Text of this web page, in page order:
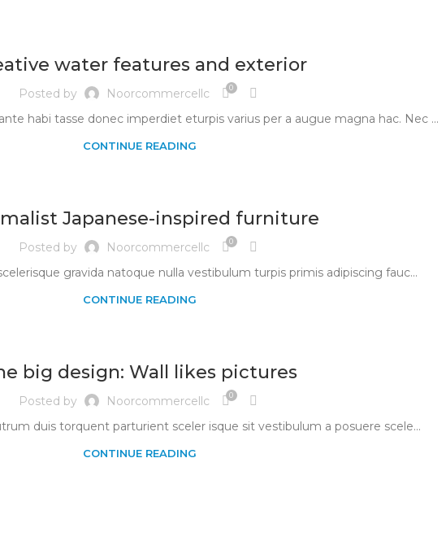
water features and exterior
Posted by Noorcommercellc 0
habi tasse donec imperdiet eturpis varius per a augue magna hac. Nec ...
CONTINUE READING
Japanese-inspired furniture
Posted by Noorcommercellc 0
gravida natoque nulla vestibulum turpis primis adipiscing fauc...
CONTINUE READING
big design: Wall likes pictures
Posted by Noorcommercellc 0
duis torquent parturient sceler isque sit vestibulum a posuere scele...
CONTINUE READING